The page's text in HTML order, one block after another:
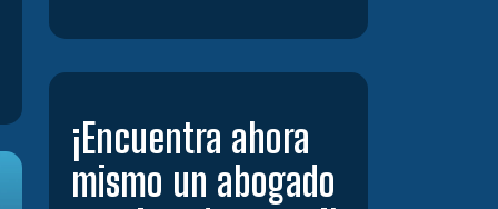
¡Encuentra ahora
mismo un abogado